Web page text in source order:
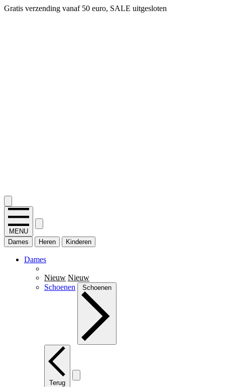
Gratis verzending vanaf 50 euro, SALE uitgesloten
MENU
Dames
Heren Kinderen
Dames
Nieuw Nieuw
Schoenen
Schoenen
Terug